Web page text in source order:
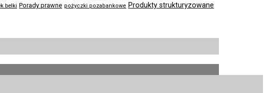
belki Porady prawne pożyczki pozabankowe Produkty strukturyzowane